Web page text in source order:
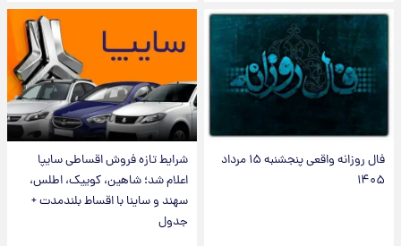
فال روزانه واقعی پنجشنبه ۱۵ مرداد
۱۴۰۵
شرایط تازه فروش اقساطی سایپا
اعلام شد؛ شاهین، کوییک، اطلس،
سهند و ساینا با اقساط بلندمدت +
جدول